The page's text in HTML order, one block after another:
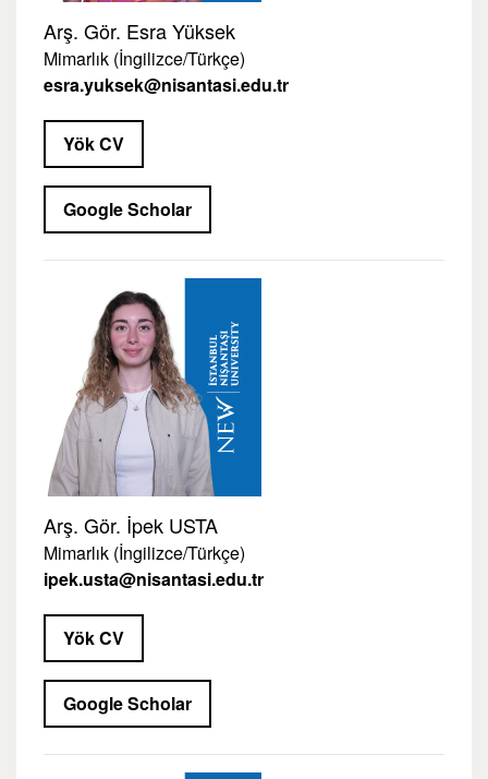
Arş. Gör. Esra Yüksek
Mimarlık (İngilizce/Türkçe)
esra.yuksek@nisantasi.edu.tr
Yök CV
Google Scholar
Arş. Gör. İpek USTA
Mimarlık (İngilizce/Türkçe)
ipek.usta@nisantasi.edu.tr
Yök CV
Google Scholar